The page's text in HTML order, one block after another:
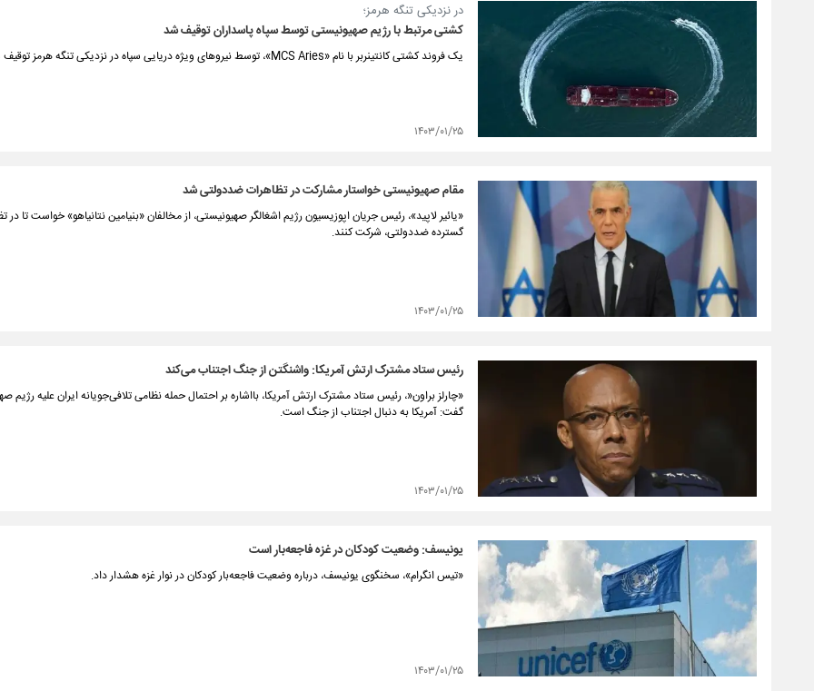
در نزدیکی تنگه هرمز؛
کشتی مرتبط با رژیم صهیونیستی توسط سپاه پاسداران توقیف شد
یک فروند کشتی کانتینربر با نام «MCS Aries»، توسط نیروهای ویژه دریایی سپاه در نزدیکی تنگه هرمز توقیف شد.
۱۴۰۳/۰۱/۲۵
مقام صهیونیستی خواستار مشارکت در تظاهرات ضددولتی شد
«یائیر لاپید»، رئیس جریان اپوزیسیون رژیم اشغالگر صهیونیستی، از مخالفان «بنیامین نتانیاهو» خواست تا در
گسترده ضددولتی، شرکت کنند.
۱۴۰۳/۰۱/۲۵
رئیس ستاد مشترک ارتش آمریکا: واشنگتن از جنگ اجتناب می‌کند
«چارلز براون«، رئیس ستاد مشترک ارتش آمریکا، بااشاره بر احتمال حمله نظامی تلافی‌جویانه ایران علیه رژیم
گفت: آمریکا به دنبال اجتناب از جنگ است.
۱۴۰۳/۰۱/۲۵
یونیسف: وضعیت کودکان در غزه فاجعه‌بار است
«تیس انگرام»، سخنگوی یونیسف، درباره وضعیت فاجعه‌بار کودکان در نوار غزه هشدار داد.
۱۴۰۳/۰۱/۲۵